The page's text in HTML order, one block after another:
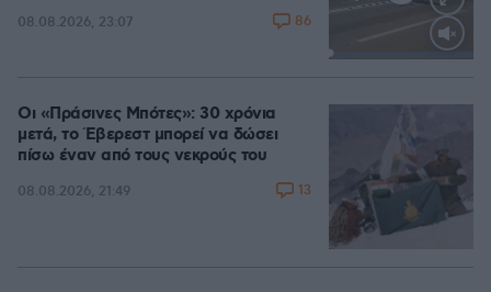
Loaded:
08.08.2026, 23:07 86
Οι «Πράσινες Μπότες»: 30 χρόνια
μετά, το Έβερεστ μπορεί να δώσει
πίσω έναν από τους νεκρούς του
08.08.2026, 21:49 13